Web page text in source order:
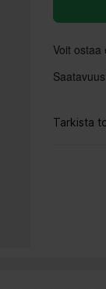
Voit ostaa